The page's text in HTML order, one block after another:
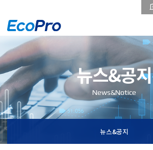
뉴스&공지
News&Notice
뉴스&공지